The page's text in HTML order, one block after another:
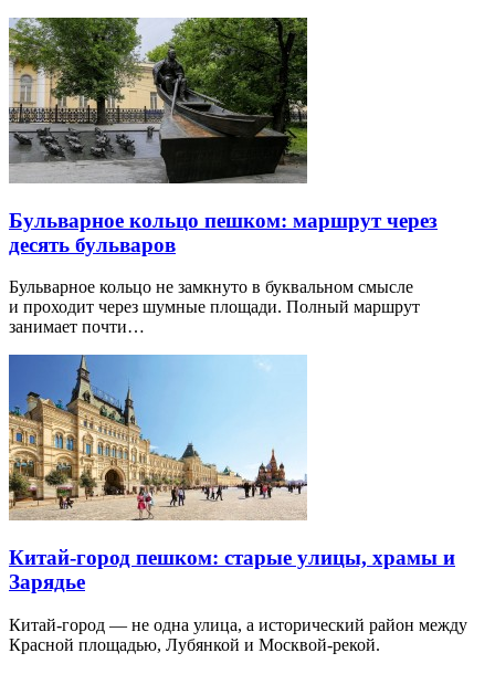
Бульварное кольцо пешком: маршрут через
десять бульваров
Бульварное кольцо не замкнуто в буквальном смысле
и проходит через шумные площади. Полный маршрут
занимает почти…
Китай-город пешком: старые улицы, храмы и
Зарядье
Китай-город — не одна улица, а исторический район между
Красной площадью, Лубянкой и Москвой-рекой.